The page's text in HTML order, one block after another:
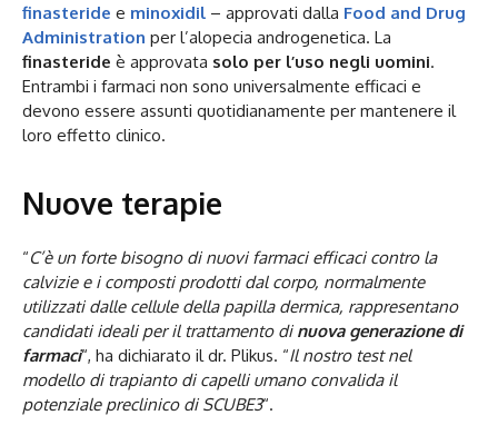
finasteride e minoxidil – approvati dalla Food and Drug
Administration per l’alopecia androgenetica. La
finasteride è approvata solo per l’uso negli uomini.
Entrambi i farmaci non sono universalmente efficaci e
devono essere assunti quotidianamente per mantenere il
loro effetto clinico.
Nuove terapie
“C’è un forte bisogno di nuovi farmaci efficaci contro la
calvizie e i composti prodotti dal corpo, normalmente
utilizzati dalle cellule della papilla dermica, rappresentano
candidati ideali per il trattamento di nuova generazione di
farmaci“, ha dichiarato il dr. Plikus. “Il nostro test nel
modello di trapianto di capelli umano convalida il
potenziale preclinico di SCUBE3“.